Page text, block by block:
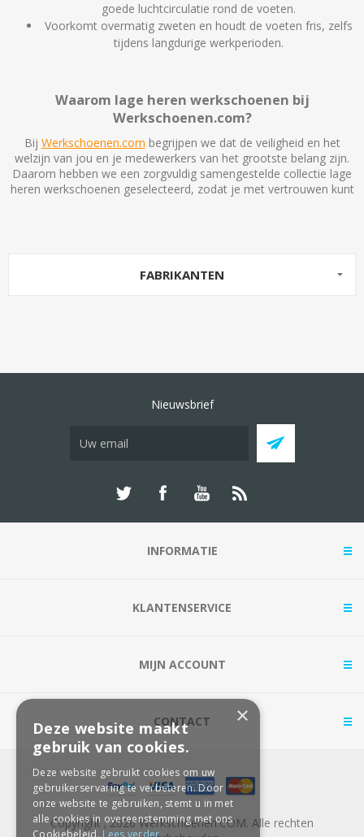
goede luchtcirculatie rond de voeten.
Voorkomt overmatig zweten en houdt de voeten fris, zelfs
tijdens langdurige werkperioden.
Waarom lage heren werkschoenen bij
Werkschoenen.com?
Bij Werkschoenen.com begrijpen we dat de veiligheid en het
welzijn van jou en je medewerkers van het grootste belang zijn.
Daarom hebben we een zorgvuldig samengestelde collectie lage
heren werkschoenen geselecteerd, zodat je met vertrouwen kunt
FABRIKANTEN
Nieuwsbrief
INFORMATIE
KLANTENSERVICE
MIJN ACCOUNT
CONTACT
Copyright ; 2026 Werkschoenen.COM. Alle rechten
×
Deze website maakt
gebruik van cookies.
Deze website gebruikt cookies om uw
gebruikerservaring te verbeteren. Door
onze website te gebruiken, stemt u in met
alle cookies in overeenstemming met ons
Cookiebeleid. Lees verder